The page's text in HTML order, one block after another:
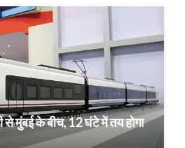
से मुंबई के बीच, 12 घंटे में तय होगा